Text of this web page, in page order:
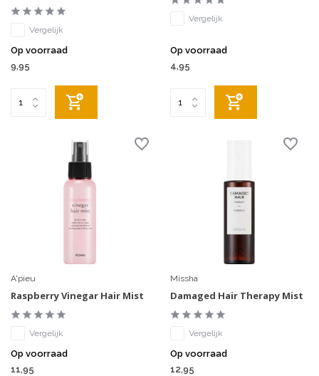
Vergelijk
Op voorraad
9,95
Vergelijk
Op voorraad
4,95
A'pieu
Raspberry Vinegar Hair Mist
Vergelijk
Op voorraad
11,95
Missha
Damaged Hair Therapy Mist
Vergelijk
Op voorraad
12,95